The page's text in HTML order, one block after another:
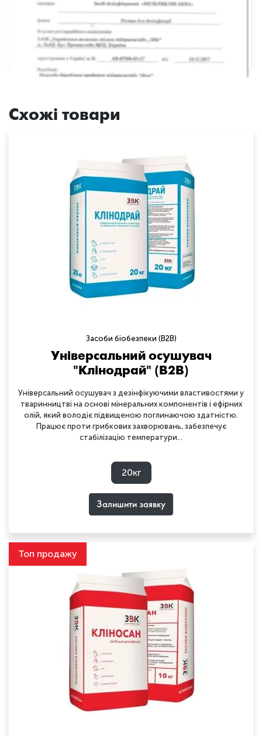
Схожі товари
Засоби біобезпеки (B2B)
Універсальний осушувач
"Клінодрай" (B2B)
Універсальний осушувач з дезінфікуючими властивостями у
тваринництві на основі мінеральних компонентів і ефірних
олій, який володіє підвищеною поглинаючою здатністю.
Працює проти грибкових захворювань, забезпечує
стабілізацію температури...
20кг
Залишити заявку
Топ продажу